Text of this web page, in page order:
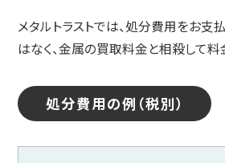
メタルトラストでは、処分費用をお支
はなく、金属の買取料金と相殺して料
処分費用の例（税別）